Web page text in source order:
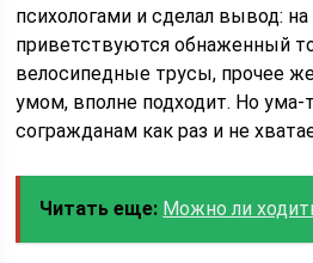
психологами и сделал вывод:
приветствуются обнаженный
велосипедные трусы, прочее
умом, вполне подходит. Но
согражданам как раз и не
Читать еще: Можно ли